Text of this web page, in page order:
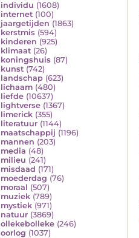
individu (1608)
internet (100)
jaargetijden (1863)
kerstmis (594)
kinderen (925)
klimaat (26)
koningshuis (87)
kunst (742)
landschap (623)
lichaam (480)
liefde (10637)
lightverse (1367)
limerick (355)
literatuur (1144)
maatschappij (1196)
mannen (203)
media (48)
milieu (241)
misdaad (171)
moederdag (76)
moraal (507)
muziek (789)
mystiek (971)
natuur (3869)
ollekebolleke (246)
oorlog (1037)